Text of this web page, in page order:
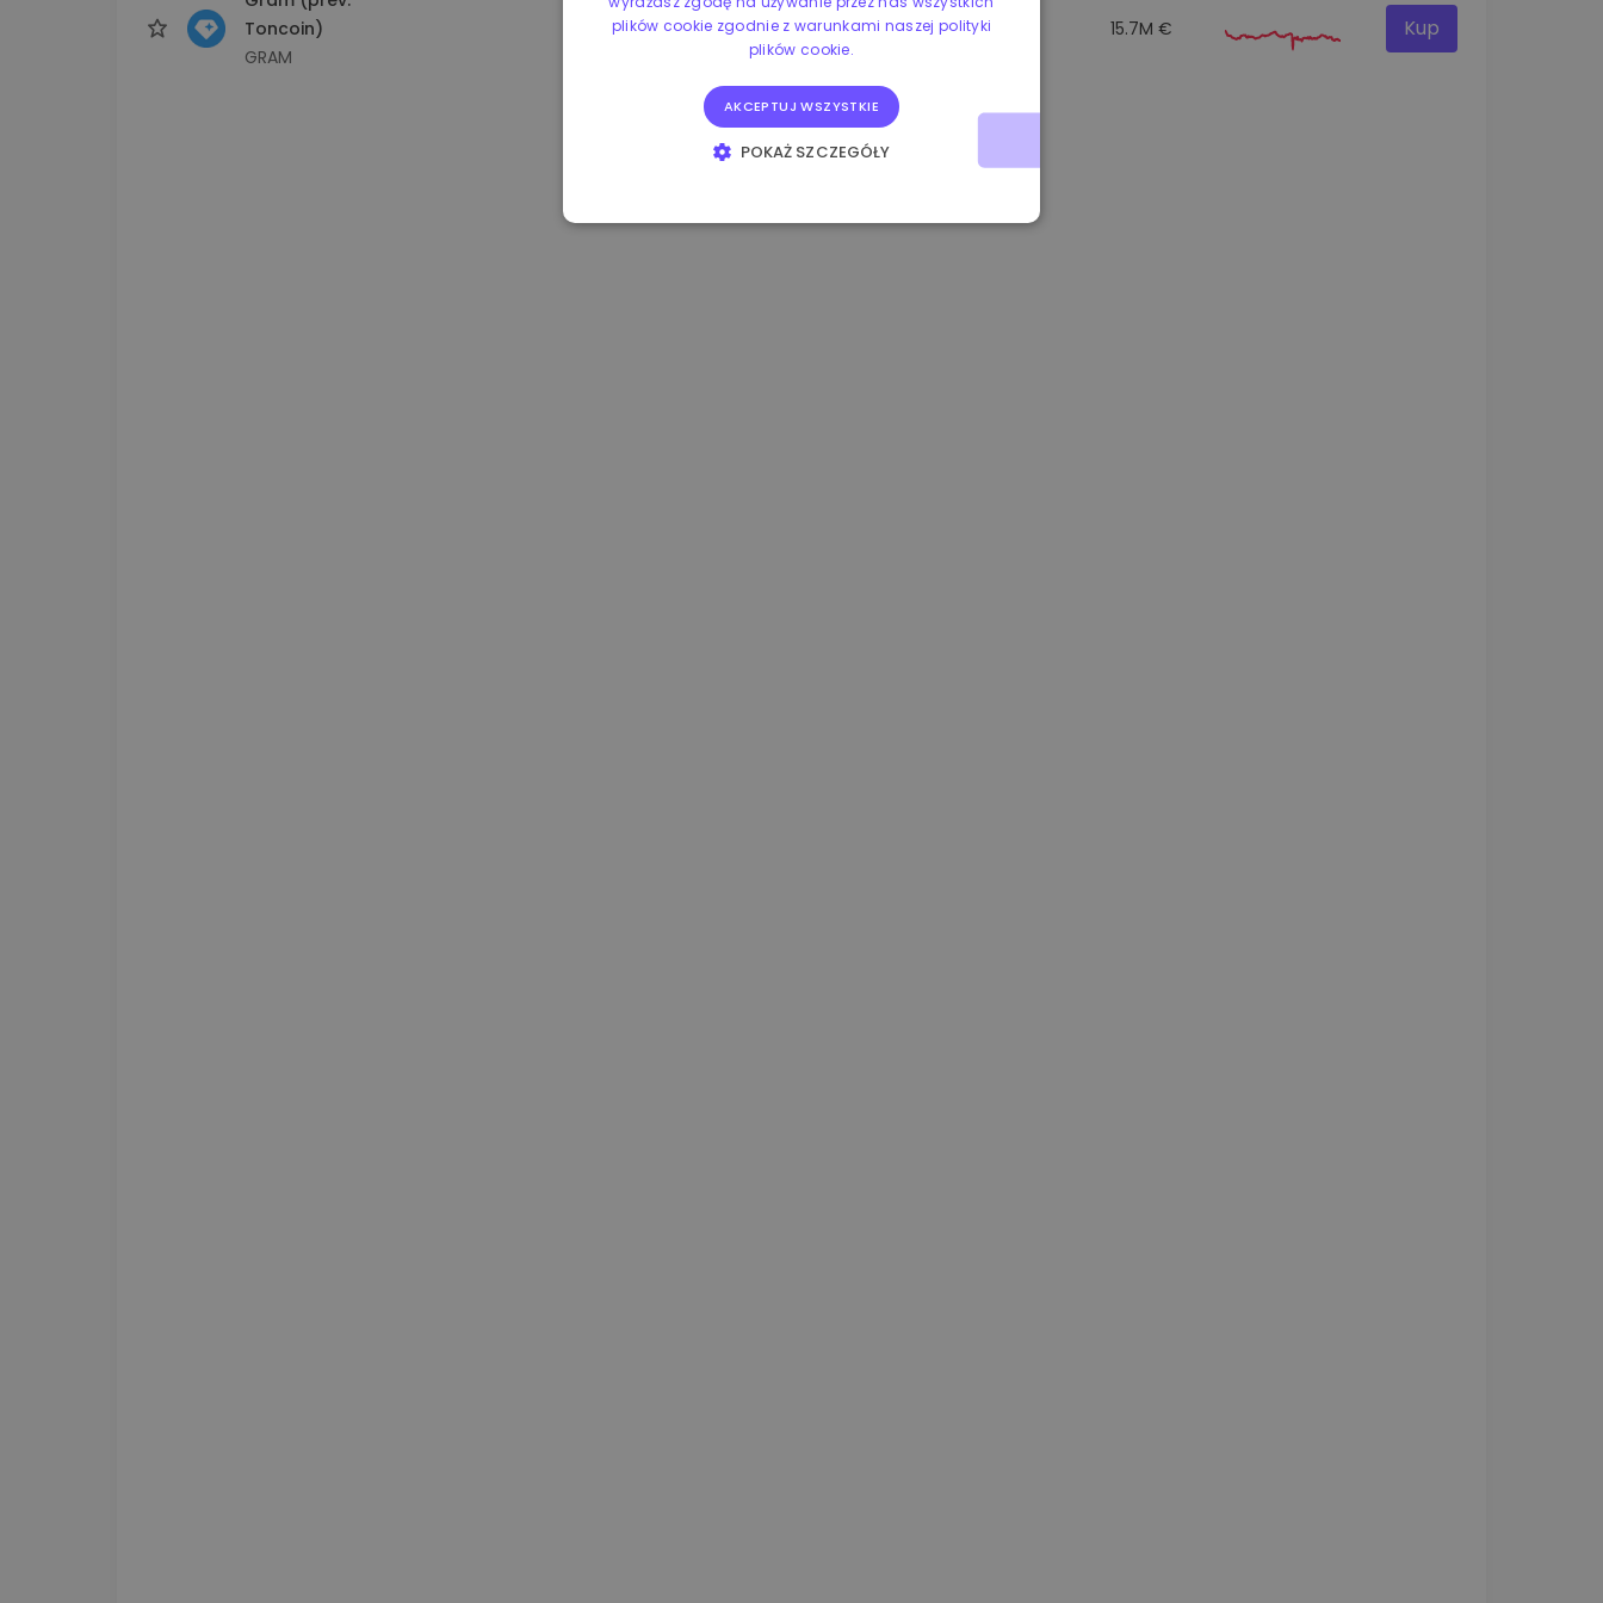
Toncoin)
GRAM
1.190000 € -2.10% 3.3B € 15.7M € Kup
plików cookie zgodnie z warunkami naszej polityki
plików cookie.
AKCEPTUJ WSZYSTKIE
POKAŻ SZCZEGÓŁY